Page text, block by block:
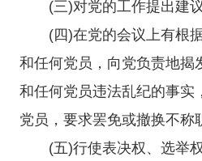
(三)对党的工作提出建
(四)在党的会议上有根
和任何党员，向党负责地揭
和任何党员违法乱纪的事实
党员，要求罢免或撤换不称
(五)行使表决权、选举